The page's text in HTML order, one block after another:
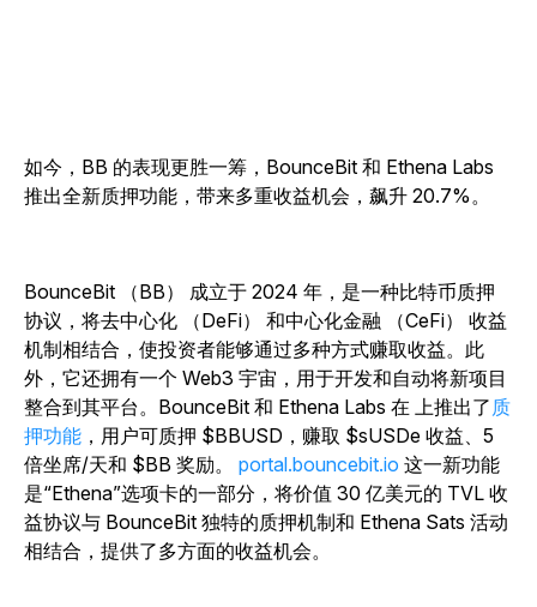
如今，BB 的表现更胜一筹，BounceBit 和 Ethena Labs
推出全新质押功能，带来多重收益机会，飙升 20.7%。
BounceBit （BB） 成立于 2024 年，是一种比特币质押
协议，将去中心化 （DeFi） 和中心化金融 （CeFi） 收益
机制相结合，使投资者能够通过多种方式赚取收益。此
外，它还拥有一个 Web3 宇宙，用于开发和自动将新项目
整合到其平台。BounceBit 和 Ethena Labs 在 上推出了 质
押功能 ，用户可质押 $BBUSD，赚取 $sUSDe 收益、5
倍坐席/天和 $BB 奖励。 portal.bouncebit.io 这一新功能
是“Ethena”选项卡的一部分，将价值 30 亿美元的 TVL 收
益协议与 BounceBit 独特的质押机制和 Ethena Sats 活动
相结合，提供了多方面的收益机会。